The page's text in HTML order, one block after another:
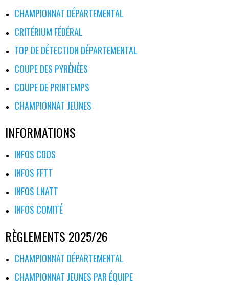
ARTICLES
CHAMPIONNAT DÉPARTEMENTAL
CRITÉRIUM FÉDÉRAL
TOP DE DÉTECTION DÉPARTEMENTAL
COUPE DES PYRÉNÉES
COUPE DE PRINTEMPS
CHAMPIONNAT JEUNES
INFORMATIONS
INFOS CDOS
INFOS FFTT
INFOS LNATT
INFOS COMITÉ
RÈGLEMENTS 2025/26
CHAMPIONNAT DÉPARTEMENTAL
CHAMPIONNAT JEUNES PAR ÉQUIPE